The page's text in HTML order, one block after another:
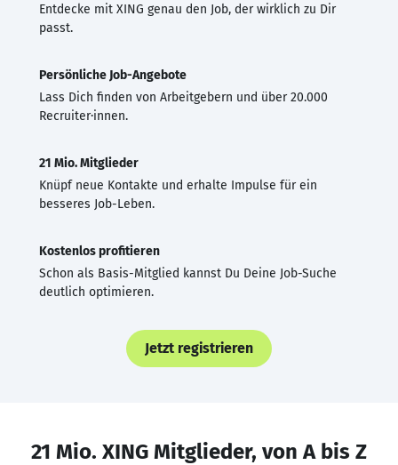
Entdecke mit XING genau den Job, der wirklich zu Dir
passt.
Persönliche Job-Angebote
Lass Dich finden von Arbeitgebern und über 20.000
Recruiter·innen.
21 Mio. Mitglieder
Knüpf neue Kontakte und erhalte Impulse für ein
besseres Job-Leben.
Kostenlos profitieren
Schon als Basis-Mitglied kannst Du Deine Job-Suche
deutlich optimieren.
Jetzt registrieren
21 Mio. XING Mitglieder, von A bis Z